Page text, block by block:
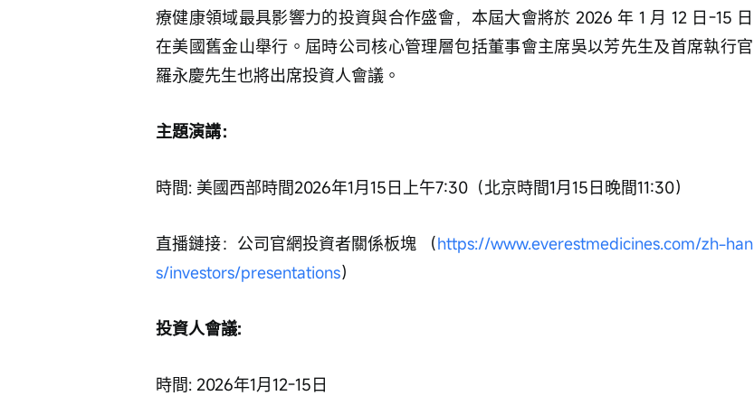
療健康領域最具影響力的投資與合作盛會，本屆大會將於 2026 年 1 月 12 日-15 日
在美國舊金山舉行。屆時公司核心管理層包括董事會主席吳以芳先生及首席執行官
羅永慶先生也將出席投資人會議。
主題演講：
時間: 美國西部時間2026年1月15日上午7:30（北京時間1月15日晚間11:30）
直播鏈接：公司官網投資者關係板塊 （https://www.everestmedicines.com/zh-han
s/investors/presentations）
投資人會議:
時間: 2026年1月12-15日